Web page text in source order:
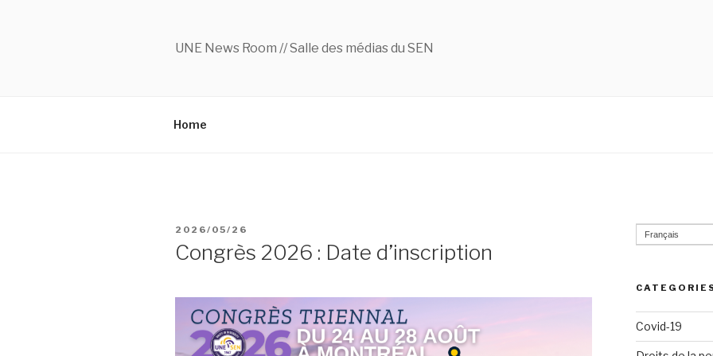
UNE News Room // Salle des médias du SEN
Home
POSTED
2026/05/26
Congrès 2026 : Date d’inscription
Français
Covid-19